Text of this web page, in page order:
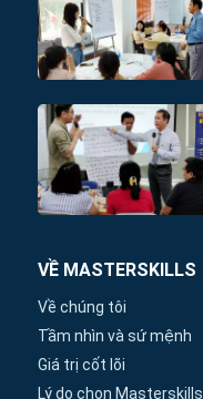
VỀ MASTERSKILLS
Về chúng tôi
Tầm nhìn và sứ mệnh
Giá trị cốt lõi
Lý do chọn Masterskills